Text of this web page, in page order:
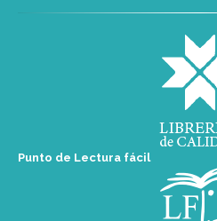
Punto de Lectura fácil